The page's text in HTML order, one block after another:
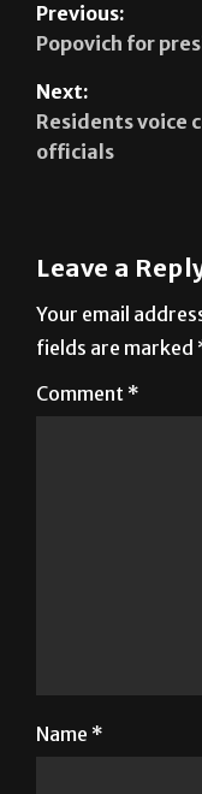
Previous:
Popovich for
Next:
Residents voice
officials
Leave a
Your email
fields are marked
Comment *
Name *